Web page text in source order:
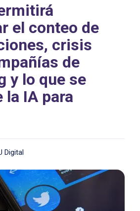
el conteo de
crisis
de
y lo que se
la IA para
Digital